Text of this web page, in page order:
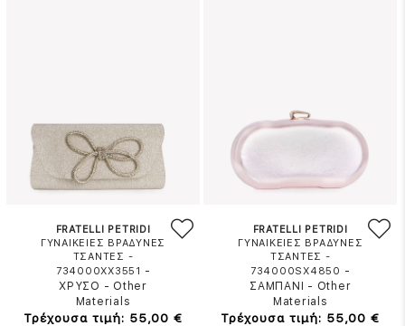
FRATELLI PETRIDI
ΓΥΝΑΙΚΕΙΕΣ ΒΡΑΔΥΝΕΣ
ΤΣΑΝΤΕΣ -
734000XX3551 -
ΧΡΥΣΟ - Other
Materials
Τρέχουσα τιμή: 55,00 €
FRATELLI PETRIDI
ΓΥΝΑΙΚΕΙΕΣ ΒΡΑΔΥΝΕΣ
ΤΣΑΝΤΕΣ -
734000SX4850 -
ΣΑΜΠΑΝΙ
- Other
Materials
Τρέχουσα τιμή: 55,00 €